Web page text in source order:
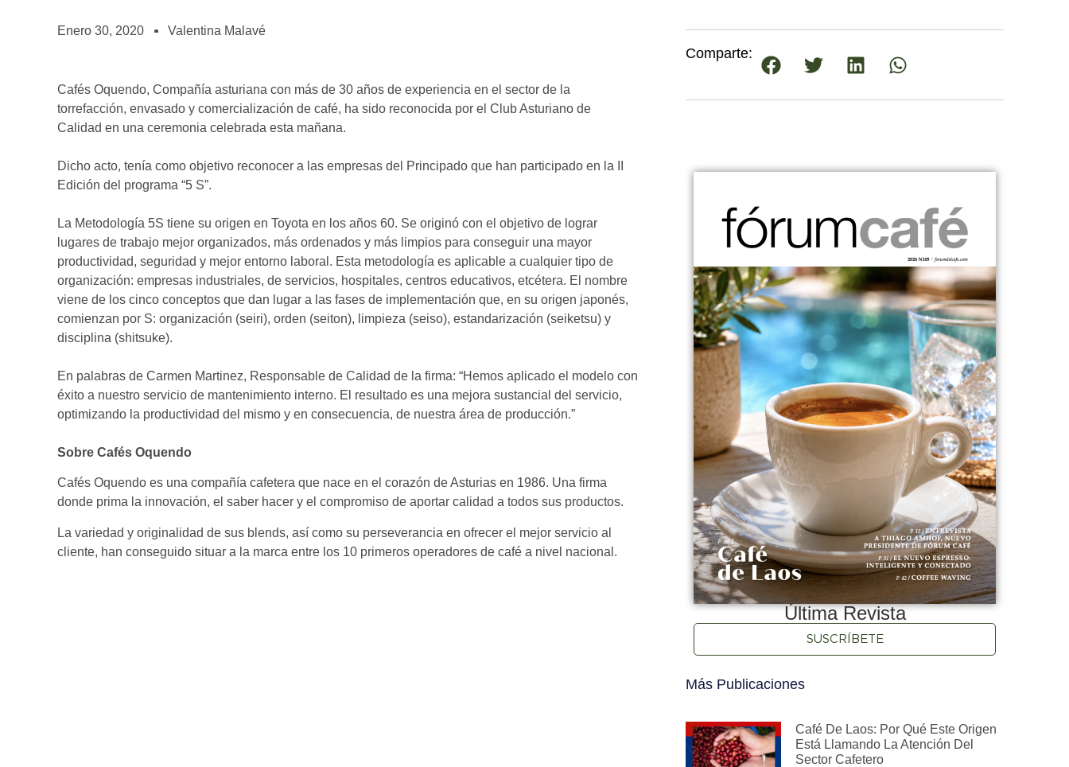
¡te imaginas vivir de tu pasión por el café?
Enero 30, 2020 Valentina Malavé
Cafés Oquendo, Compañía asturiana con más de 30 años de experiencia en el sector de la
torrefacción, envasado y comercialización de café, ha sido reconocida por el Club Asturiano de
Calidad en una ceremonia celebrada esta mañana.
Dicho acto, tenía como objetivo reconocer a las empresas del Principado que han participado en la II
Edición del programa “5 S”.
La Metodología 5S tiene su origen en Toyota en los años 60. Se originó con el objetivo de lograr
lugares de trabajo mejor organizados, más ordenados y más limpios para conseguir una mayor
productividad, seguridad y mejor entorno laboral. Esta metodología es aplicable a cualquier tipo de
organización: empresas industriales, de servicios, hospitales, centros educativos, etcétera. El nombre
viene de los cinco conceptos que dan lugar a las fases de implementación que, en su origen japonés,
comienzan por S: organización (seiri), orden (seiton), limpieza (seiso), estandarización (seiketsu) y
disciplina (shitsuke).
En palabras de Carmen Martinez, Responsable de Calidad de la firma: “Hemos aplicado el modelo con
éxito a nuestro servicio de mantenimiento interno. El resultado es una mejora sustancial del servicio,
optimizando la productividad del mismo y en consecuencia, de nuestra área de producción.”
Sobre Cafés Oquendo
Cafés Oquendo es una compañía cafetera que nace en el corazón de Asturias en 1986. Una firma
donde prima la innovación, el saber hacer y el compromiso de aportar calidad a todos sus productos.
La variedad y originalidad de sus blends, así como su perseverancia en ofrecer el mejor servicio al
cliente, han conseguido situar a la marca entre los 10 primeros operadores de café a nivel nacional.
Comparte:
Última Revista
SUSCRÍBETE
Más Publicaciones
Café De Laos: Por Qué Este Origen
Está Llamando La Atención Del
Sector Cafetero